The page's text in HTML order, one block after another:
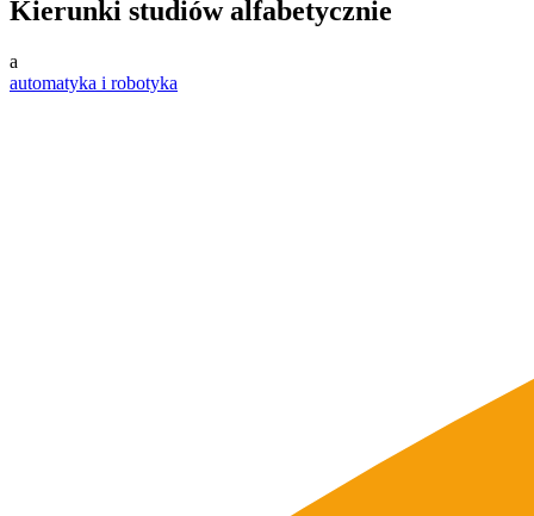
Kierunki studiów alfabetycznie
a
automatyka i robotyka